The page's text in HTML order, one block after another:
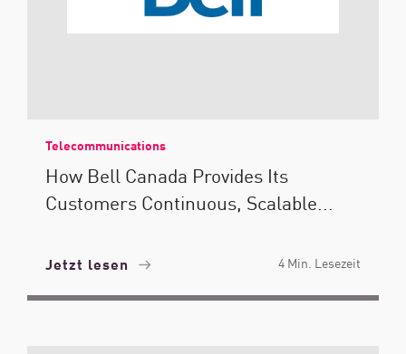
Telecommunications
How Bell Canada Provides Its
Customers Continuous, Scalable...
Jetzt lesen 4 Min. Lesezeit